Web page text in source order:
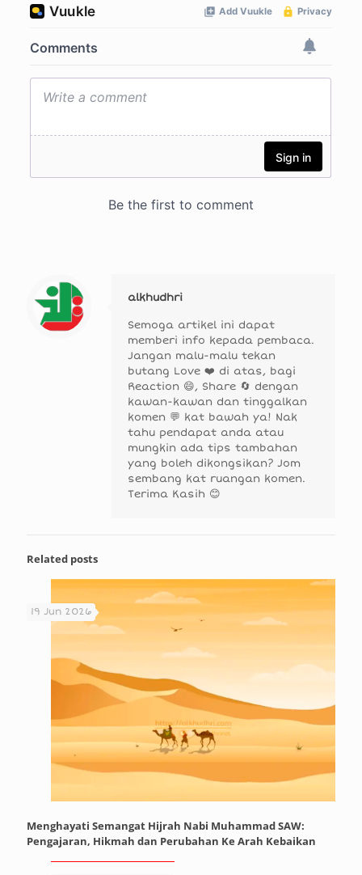
alkhudhri
Semoga artikel ini dapat
memberi info kepada pembaca.
Jangan malu-malu tekan
butang Love ❤️ di atas, bagi
Reaction 😄, Share 🔄 dengan
kawan-kawan dan tinggalkan
komen 💬 kat bawah ya! Nak
tahu pendapat anda atau
mungkin ada tips tambahan
yang boleh dikongsikan? Jom
sembang kat ruangan komen.
Terima Kasih 😊
Related posts
19 Jun 2026
Menghayati Semangat Hijrah Nabi Muhammad SAW:
Pengajaran, Hikmah dan Perubahan Ke Arah Kebaikan